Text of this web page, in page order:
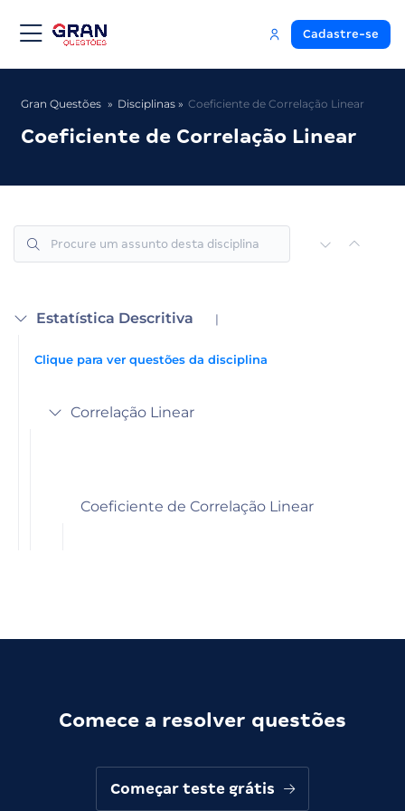
Cadastre-se
Gran Questões Disciplinas Coeficiente de Correlação Linear
Coeficiente de Correlação Linear
Estatística Descritiva |
Clique para ver questões da disciplina
Correlação Linear
Coeficiente de Correlação Linear
Comece a resolver questões
Começar teste grátis